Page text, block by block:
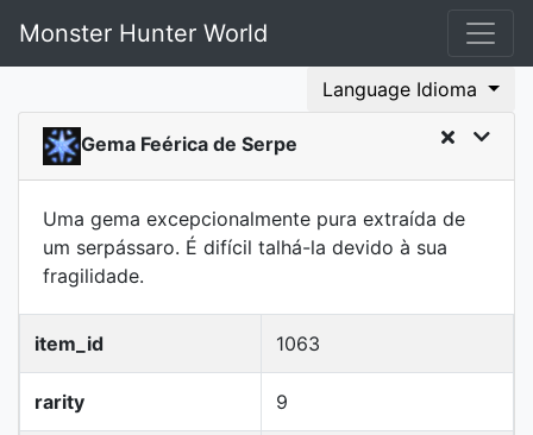
Monster Hunter World
Language Idioma
Gema Feérica de Serpe
Uma gema excepcionalmente pura extraída de
um serpássaro. É difícil talhá-la devido à sua
fragilidade.
item_id 1063
rarity 9